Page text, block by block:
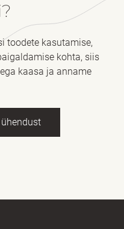
toodete kasutamise,
kohta, siis
kaasa ja anname